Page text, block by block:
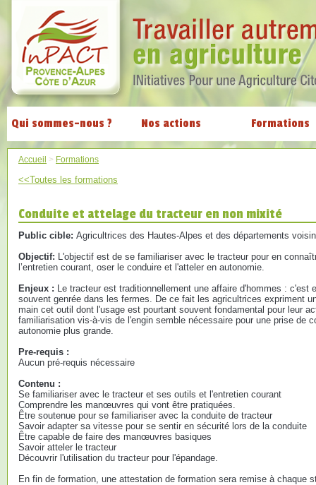
Qui sommes-nous ? Nos actions Formations
Accueil > Formations
<<Toutes les formations
Conduite et attelage du tracteur en non mixité
Public cible: Agricultrices des Hautes-Alpes et des départements
Objectif: L'objectif est de se familiariser avec le tracteur pour en
l’entretien courant, oser le conduire et l'atteler en autonomie.
Enjeux : Le tracteur est traditionnellement une affaire d'hommes : c'est
souvent genrée dans les fermes. De ce fait les agricultrices expriment
main cet outil dont l'usage est pourtant souvent fondamental pour leur
familiarisation vis-à-vis de l'engin semble nécessaire pour une prise de
autonomie plus grande.
Pre-requis :
Aucun pré-requis nécessaire
Contenu :
Se familiariser avec le tracteur et ses outils et l'entretien courant
Comprendre les manœuvres qui vont être pratiquées.
Être soutenue pour se familiariser avec la conduite de tracteur
Savoir adapter sa vitesse pour se sentir en sécurité lors de la conduite
Être capable de faire des manœuvres basiques
Savoir atteler le tracteur
Découvrir l'utilisation du tracteur pour l'épandage.
En fin de formation, une attestation de formation sera remise à chaque